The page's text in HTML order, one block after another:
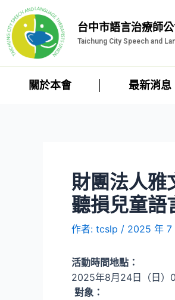
台中市語言治療師
Taichung City Speech and
關於本會 最新消息
財團法人雅
聽損兒童語
作者: tcslp / 2025 年 7
活動時間地點：
2025年8月24日（日）
對象：